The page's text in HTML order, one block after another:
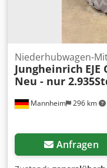
Mannheim 296 km
Niederhubwagen-
Jungheinrich
Neu - nur
Anfragen